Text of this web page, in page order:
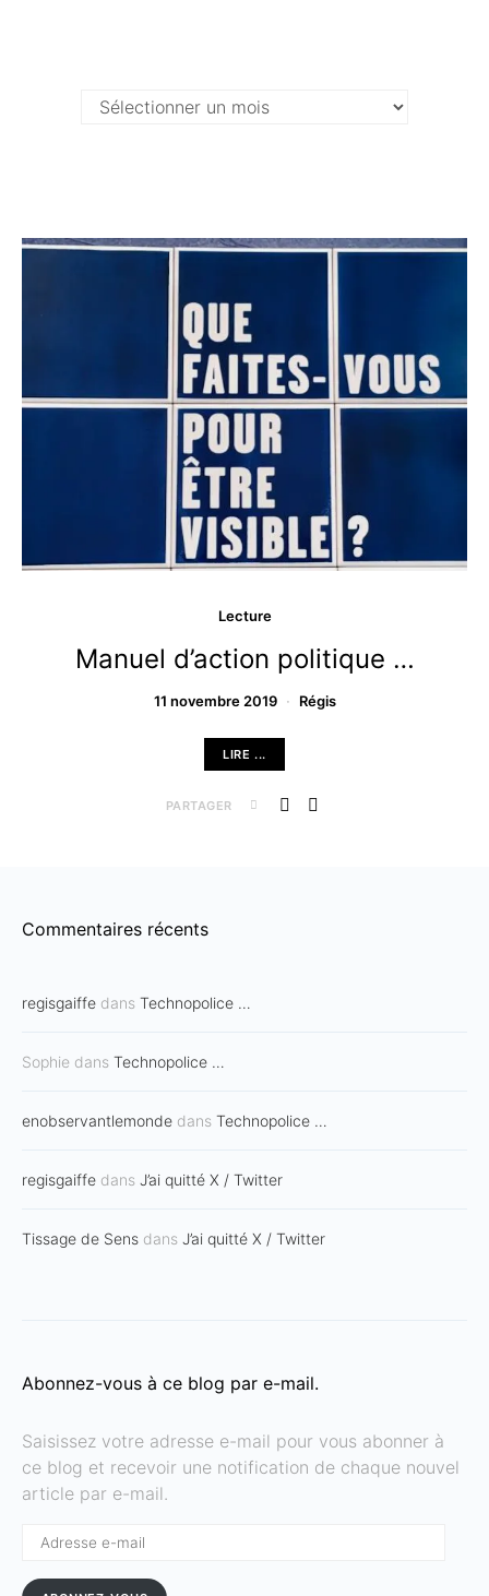
Archives
Lecture
Manuel d’action politique …
11 novembre 2019 Régis
LIRE ...
PARTAGER
Commentaires récents
regisgaiffe dans Technopolice …
Sophie dans Technopolice …
enobservantlemonde dans Technopolice …
regisgaiffe dans J’ai quitté X / Twitter
Tissage de Sens dans J’ai quitté X / Twitter
Abonnez-vous à ce blog par e-mail.
Saisissez votre adresse e-mail pour vous abonner à
ce blog et recevoir une notification de chaque nouvel
article par e-mail.